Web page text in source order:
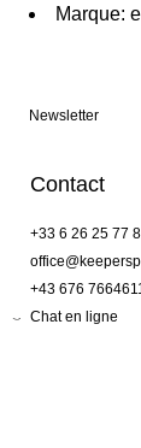
Marque:
Newsletter
Contact
+33 6 26 25 77
+43 676
Chat en ligne